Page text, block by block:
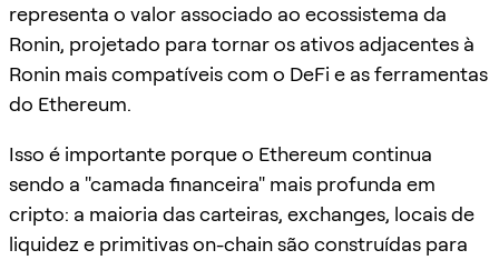
representa o valor associado ao ecossistema da
Ronin, projetado para tornar os ativos adjacentes à
Ronin mais compatíveis com o DeFi e as ferramentas
do Ethereum.
Isso é importante porque o Ethereum continua
sendo a "camada financeira" mais profunda em
cripto: a maioria das carteiras, exchanges, locais de
liquidez e primitivas on-chain são construídas para